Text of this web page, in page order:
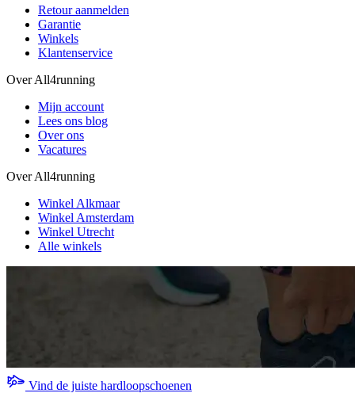
Retour aanmelden
Garantie
Winkels
Klantenservice
Over All4running
Mijn account
Lees ons blog
Over ons
Vacatures
Over All4running
Winkel Alkmaar
Winkel Amsterdam
Winkel Utrecht
Alle winkels
Vind de juiste hardloopschoenen